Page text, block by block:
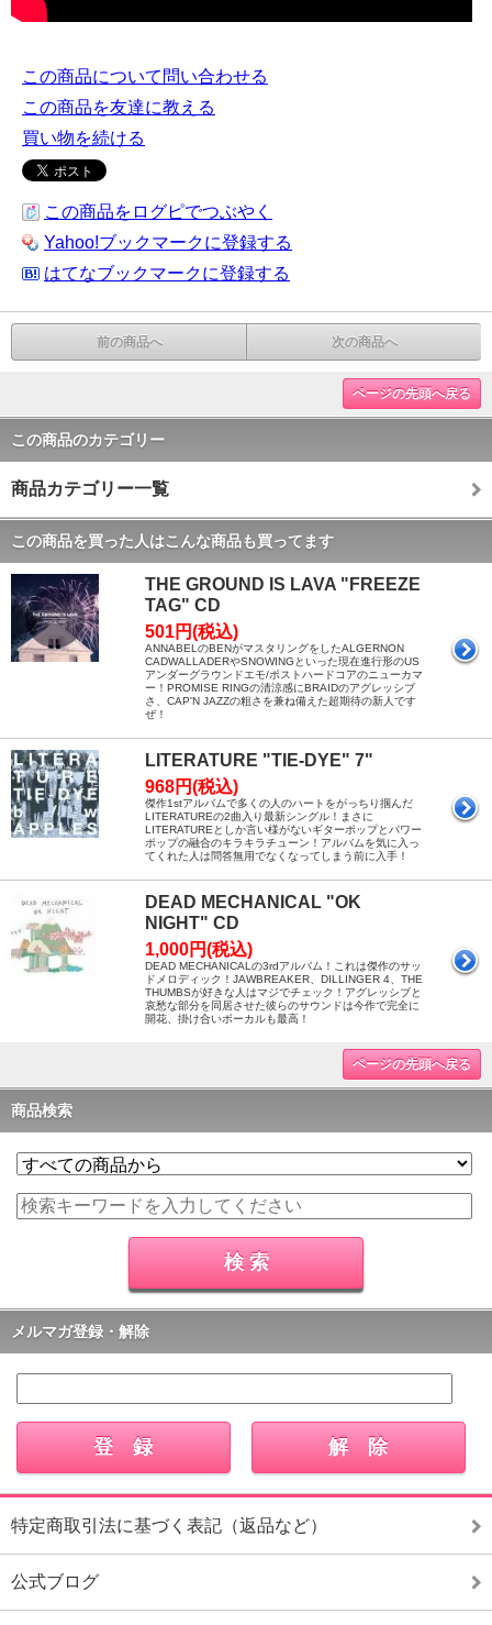
この商品について問い合わせる
この商品を友達に教える
買い物を続ける
この商品をログピでつぶやく
Yahoo!ブックマークに登録する
はてなブックマークに登録する
前の商品へ 次の商品へ
ページの先頭へ戻る
この商品のカテゴリー
商品カテゴリー一覧
この商品を買った人はこんな商品も買ってます
THE GROUND IS LAVA "FREEZE
TAG" CD
501円(税込)
ANNABELのBENがマスタリングをしたALGERNON
CADWALLADERやSNOWINGといった現在進行形のUS
アンダーグラウンドエモ/ポストハードコアのニューカマ
ー！PROMISE RINGの清涼感にBRAIDのアグレッシブ
さ、CAP'N JAZZの粗さを兼ね備えた超期待の新人です
ぜ！
LITERATURE "TIE-DYE" 7"
968円(税込)
傑作1stアルバムで多くの人のハートをがっちり掴んだ
LITERATUREの2曲入り最新シングル！まさに
LITERATUREとしか言い様がないギターポップとパワー
ポップの融合のキラキラチューン！アルバムを気に入っ
てくれた人は問答無用でなくなってしまう前に入手！
DEAD MECHANICAL "OK
NIGHT" CD
1,000円(税込)
DEAD MECHANICALの3rdアルバム！これは傑作のサッ
ドメロディック！JAWBREAKER、DILLINGER 4、THE
THUMBSが好きな人はマジでチェック！アグレッシブと
哀愁な部分を同居させた彼らのサウンドは今作で完全に
開花、掛け合いボーカルも最高！
ページの先頭へ戻る
商品検索
メルマガ登録・解除
特定商取引法に基づく表記（返品など）
公式ブログ